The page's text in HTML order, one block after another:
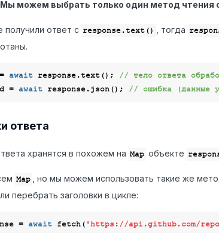
можем выбрать только один метод чтения
получили ответ с response.text() , тогда
await response.text(); // тело ответа
= await response.json(); // ошибка (данные
ответа
хранятся в похожем на Map объекте
Map , но мы можем использовать такие же
перебрать заголовки в цикле:
= await fetch( 'https://api.github.com/